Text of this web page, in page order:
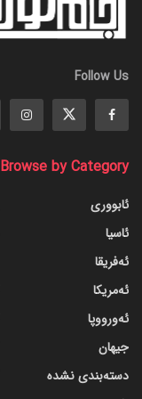
Follow Us
Browse by Category
ئابووری
ئاسیا
ئەفریقا
ئەمریکا
ئەورووپا
جیهان
دسته‌بندی نشده